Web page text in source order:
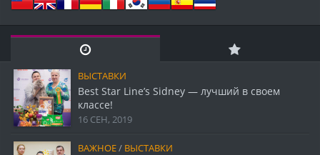
ВЫСТАВКИ
Best Star Line’s Sidney — лучший в своем
классе!
16 СЕН, 2019
ВАЖНОЕ/ ВЫСТАВКИ